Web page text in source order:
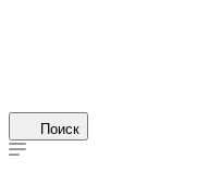
Поиск